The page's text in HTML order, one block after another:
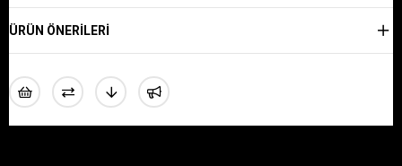
ÜRÜN ÖNERILERI